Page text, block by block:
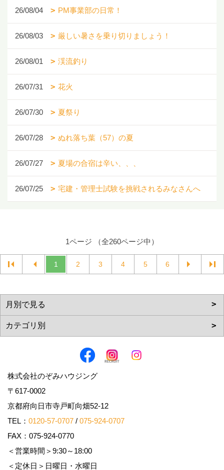
26/08/04 PM事業部の日常！
26/08/03 厳しい暑さを乗り切りましょう！
26/08/01 渓流釣り
26/07/31 花火
26/07/30 夏祭り
26/07/28 ぬれ落ち葉（57）の夏
26/07/27 夏場の合宿は辛い、、、
26/07/25 宅建・管理士試験を挑戦されるみなさんへ
1ページ （全260ページ中）
1 2 3 4 5 6
株式会社のぞみハウジング
〒617-0002
京都府向日市寺戸町向畑52-12
TEL： 0120-57-0707 / 075-924-0707
FAX：075-924-0770
＜営業時間＞9:30～18:00
＜定休日＞日曜日・水曜日